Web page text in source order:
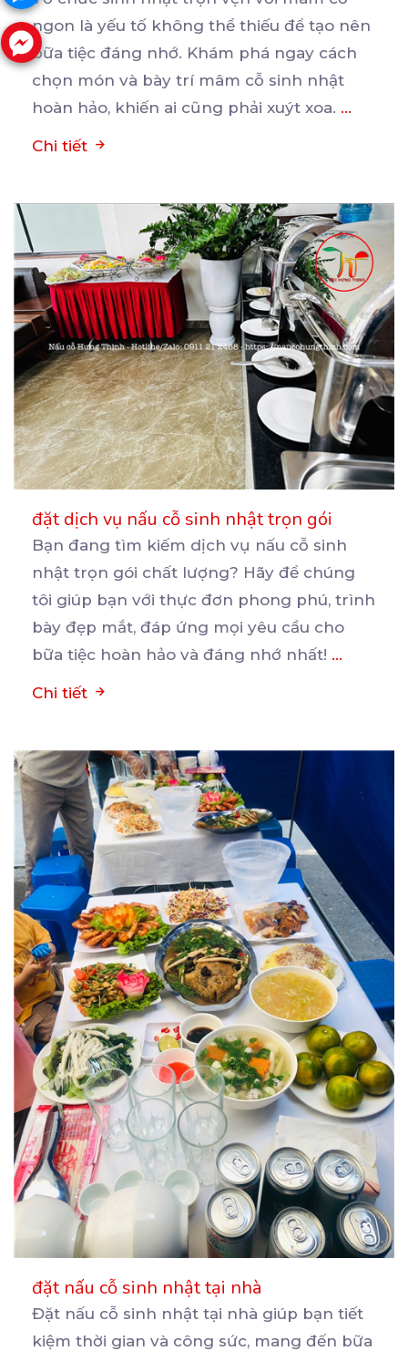
ngon là yếu tố không thể thiếu để tạo nên
bữa tiệc đáng nhớ. Khám phá ngay cách
chọn món và bày trí mâm cỗ sinh nhật
hoàn hảo, khiến ai cũng phải xuýt xoa. ...
Chi tiết
đặt dịch vụ nấu cỗ sinh nhật trọn gói
Bạn đang tìm kiếm dịch vụ nấu cỗ sinh
nhật trọn gói chất lượng? Hãy để chúng
tôi giúp bạn với thực đơn phong phú, trình
bày đẹp mắt, đáp ứng mọi yêu cầu cho
bữa tiệc hoàn hảo và đáng nhớ nhất! ...
Chi tiết
đặt nấu cỗ sinh nhật tại nhà
Đặt nấu cỗ sinh nhật tại nhà giúp bạn tiết
kiệm thời gian và công sức, mang đến bữa